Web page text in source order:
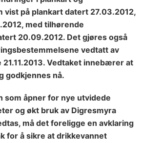
vist på plankart datert 27.03.2012,
med tilhørende
20.09.2012. Det gjøres også
vedtatt av
Vedtaket innebærer at
godkjennes nå.
som åpner for nye utvidede
og økt bruk av Digresmyra
må det foreligge en avklaring
for å sikre at drikkevannet